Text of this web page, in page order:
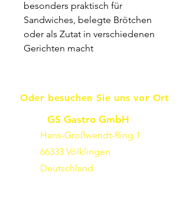
besonders praktisch für
Sandwiches, belegte Brötchen
oder als Zutat in verschiedenen
Gerichten macht
Oder besuchen Sie uns vor Ort
GS Gastro GmbH
Hans-Großwendt-Ring 1
66333 Völklingen
Deutschland